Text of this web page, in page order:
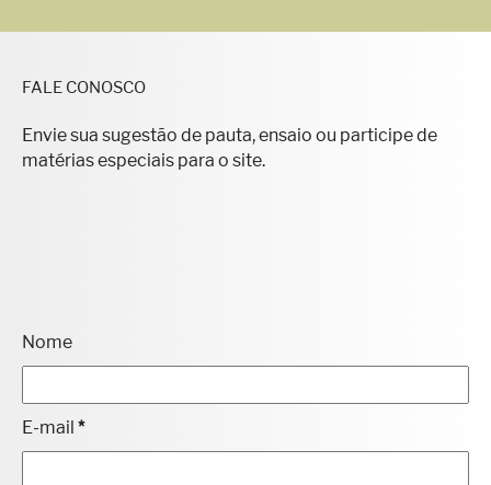
FALE CONOSCO
Envie sua sugestão de pauta, ensaio ou participe de
matérias especiais para o site.
Nome
E-mail *